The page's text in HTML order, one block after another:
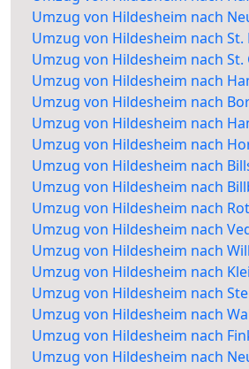
Umzug von Hildesheim nach
Umzug von Hildesheim nach St.
Umzug von Hildesheim nach St.
Umzug von Hildesheim nach
Umzug von Hildesheim nach
Umzug von Hildesheim nach
Umzug von Hildesheim nach
Umzug von Hildesheim nach
Umzug von Hildesheim nach
Umzug von Hildesheim nach
Umzug von Hildesheim nach
Umzug von Hildesheim nach
Umzug von Hildesheim nach
Umzug von Hildesheim nach
Umzug von Hildesheim nach
Umzug von Hildesheim nach
Umzug von Hildesheim nach